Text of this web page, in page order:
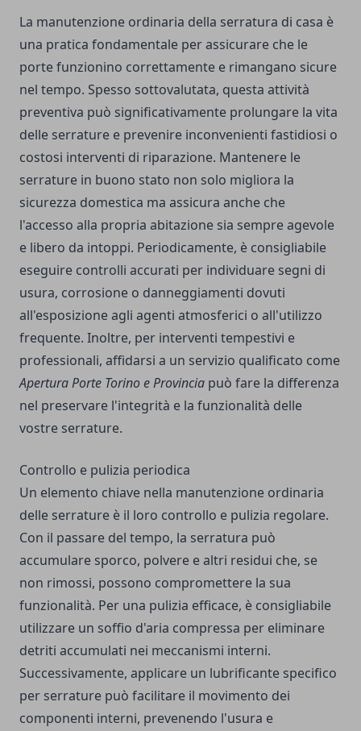
La manutenzione ordinaria della serratura di casa è
una pratica fondamentale per assicurare che le
porte funzionino correttamente e rimangano sicure
nel tempo. Spesso sottovalutata, questa attività
preventiva può significativamente prolungare la vita
delle serrature e prevenire inconvenienti fastidiosi o
costosi interventi di riparazione. Mantenere le
serrature in buono stato non solo migliora la
sicurezza domestica ma assicura anche che
l'accesso alla propria abitazione sia sempre agevole
e libero da intoppi. Periodicamente, è consigliabile
eseguire controlli accurati per individuare segni di
usura, corrosione o danneggiamenti dovuti
all'esposizione agli agenti atmosferici o all'utilizzo
frequente. Inoltre, per interventi tempestivi e
professionali, affidarsi a un servizio qualificato come
Apertura Porte Torino e Provincia può fare la differenza
nel preservare l'integrità e la funzionalità delle
vostre serrature.
Controllo e pulizia periodica
Un elemento chiave nella manutenzione ordinaria
delle serrature è il loro controllo e pulizia regolare.
Con il passare del tempo, la serratura può
accumulare sporco, polvere e altri residui che, se
non rimossi, possono compromettere la sua
funzionalità. Per una pulizia efficace, è consigliabile
utilizzare un soffio d'aria compressa per eliminare
detriti accumulati nei meccanismi interni.
Successivamente, applicare un lubrificante specifico
per serrature può facilitare il movimento dei
componenti interni, prevenendo l'usura e